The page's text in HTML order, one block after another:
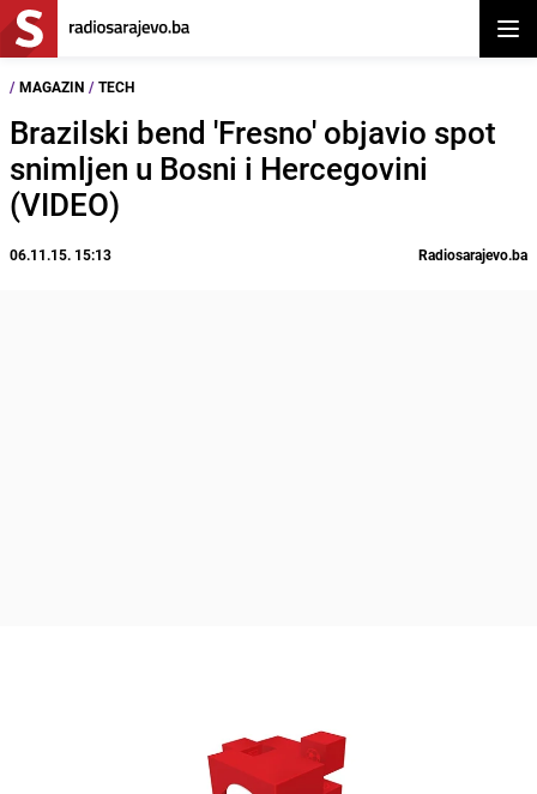
/ MAGAZIN / TECH
Brazilski bend 'Fresno' objavio spot
snimljen u Bosni i Hercegovini
(VIDEO)
06.11.15. 15:13 Radiosarajevo.ba